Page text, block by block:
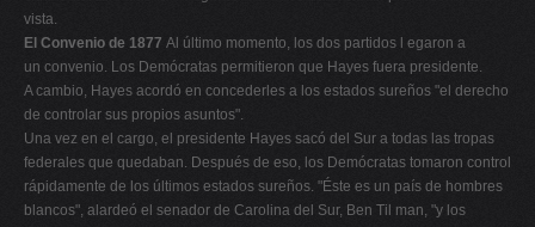
vista.
El Convenio de 1877 Al último momento, los dos partidos l egaron a
un convenio. Los Demócratas permitieron que Hayes fuera presidente.
A cambio, Hayes acordó en concederles a los estados sureños "el derecho
de controlar sus propios asuntos".
Una vez en el cargo, el presidente Hayes sacó del Sur a todas las tropas
federales que quedaban. Después de eso, los Demócratas tomaron control
rápidamente de los últimos estados sureños. "Éste es un país de hombres
blancos", alardeó el senador de Carolina del Sur, Ben Til man, "y los